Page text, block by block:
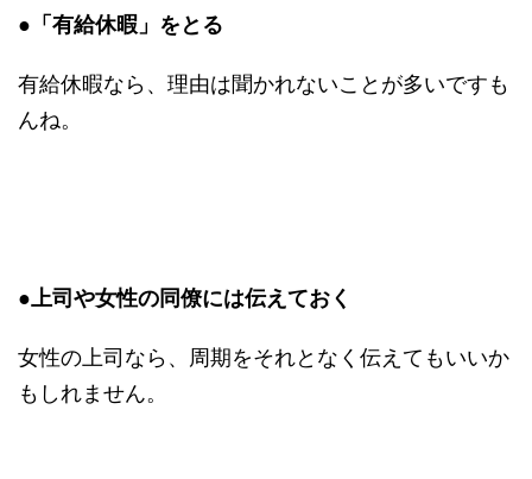
●「有給休暇」をとる
有給休暇なら、理由は聞かれないことが多いですも
んね。
●上司や女性の同僚には伝えておく
女性の上司なら、周期をそれとなく伝えてもいいか
もしれません。